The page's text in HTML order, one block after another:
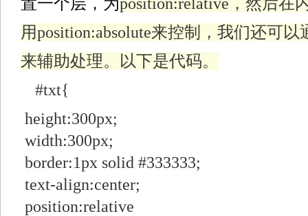
用position:absolute来控制，我们还可以
来辅助处理。以下是代码。
#txt{
height:300px;
width:300px;
border:1px solid #333333;
text-align:center;
position:relative